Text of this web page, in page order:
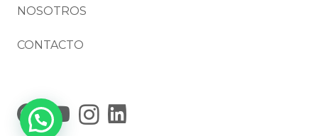
NOSOTROS
CONTACTO